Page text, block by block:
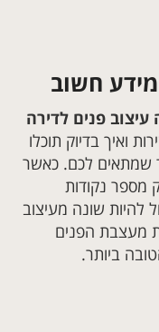
חשוב
פנים לדירה
ואיך בדיוק תוכלו
שמתאים לכם. כאשר
מספר נקודות
להיות שונה מעיצוב
מעצבת הפנים
ביותר.